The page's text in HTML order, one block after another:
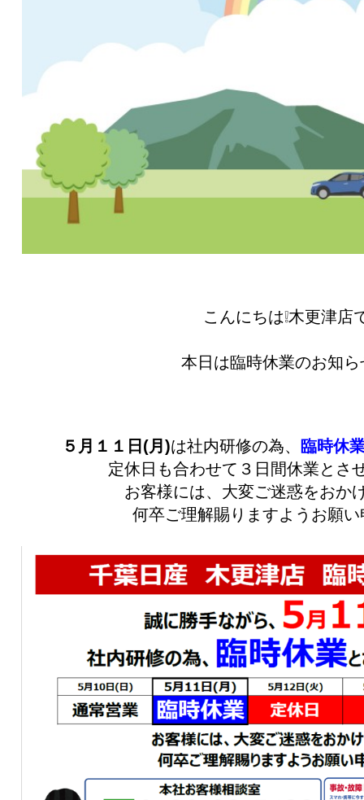
こんにちは❕木更津店
本日は臨時休業のお知
５月１１日(月)は社内研修の為、 臨時休
定休日も合わせて３日間休業とさ
お客様には、大変ご迷惑をおか
何卒ご理解賜りますようお願